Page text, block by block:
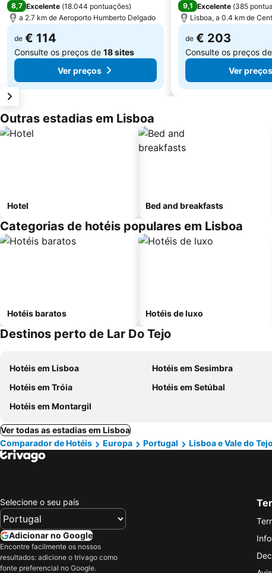
8,7 Excelente (18.044 pontuações)
a 2.7 km de Aeroporto Humberto Delgado
de € 114
Consulte os preços de 18 sites
Ver preços
9,1 Excelente (385
Lisboa, a 0.4 km de
de € 203
Consulte os preços de
Ver preços
Outras estadias em Lisboa
Hotel Bed and breakfasts
Categorias de hotéis populares em Lisboa
Hotéis baratos Hotéis de luxo
Destinos perto de Lar Do Tejo
Hotéis em Lisboa Hotéis em Sesimbra
Hotéis em Tróia
Hotéis em Setúbal
Hotéis em Montargil
Ver todas as estadias em Lisboa
Comparador de Hotéis
Europa Portugal Lisboa e Vale do Tejo
Selecione o seu país
Adicionar no Google
Encontre facilmente os nossos
resultados: adicione o trivago como
fonte preferencial no Google.